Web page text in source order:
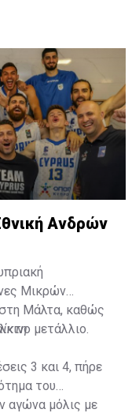
(όντας
το ΝΒΑ και οι
Ανδρών
Μικρών
Μάλτα, καθώς
μετάλλιο.
3 και 4, πήρε
του
αγώνα μόλις με